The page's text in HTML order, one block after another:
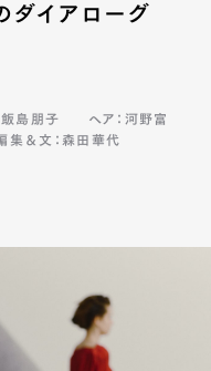
GourmetCars
ダイアローグ
飯島朋子
ヘア：河野富
集＆文：森田華代